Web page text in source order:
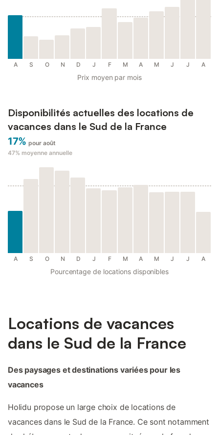
A S O N D J F M A M J J A
Prix moyen par mois
Disponibilités actuelles des locations de
vacances dans le Sud de la France
17% pour août
47% moyenne annuelle
A S O N D J F M A M J J A
Pourcentage de locations disponibles
Locations de vacances
dans le Sud de la France
Des paysages et destinations variées pour les
vacances
Holidu propose un large choix de locations de
vacances dans le Sud de la France. Ce sont notamment